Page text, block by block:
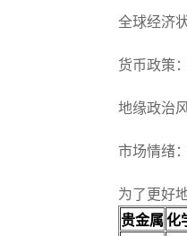
全球经济
货币政策
地缘政治
市场情绪
为了更好
贵金属 化